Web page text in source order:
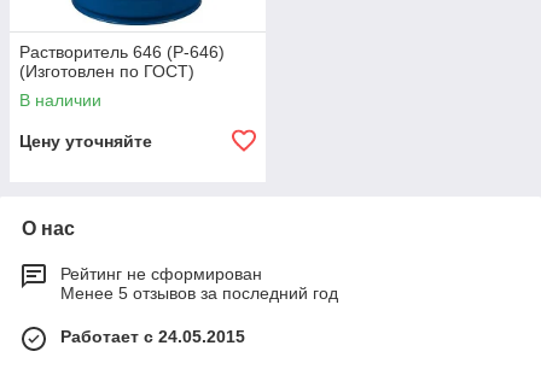
Растворитель 646 (Р-646)
(Изготовлен по ГОСТ)
В наличии
Цену уточняйте
О нас
Рейтинг не сформирован
Менее 5 отзывов за последний год
Работает с 24.05.2015